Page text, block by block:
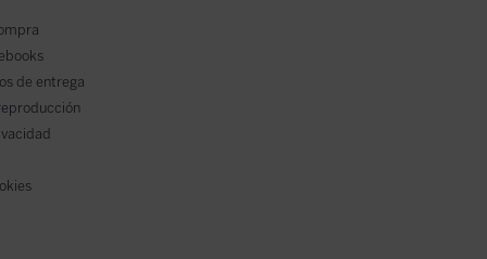
de entrega